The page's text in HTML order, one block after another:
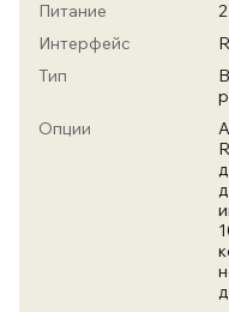
Питание
Интерфейс
Тип
Опции